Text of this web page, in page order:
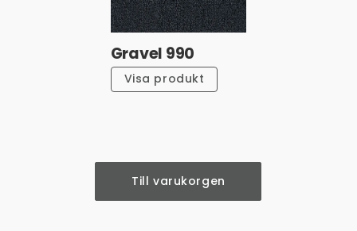
Gravel 990
Visa produkt
Till varukorgen